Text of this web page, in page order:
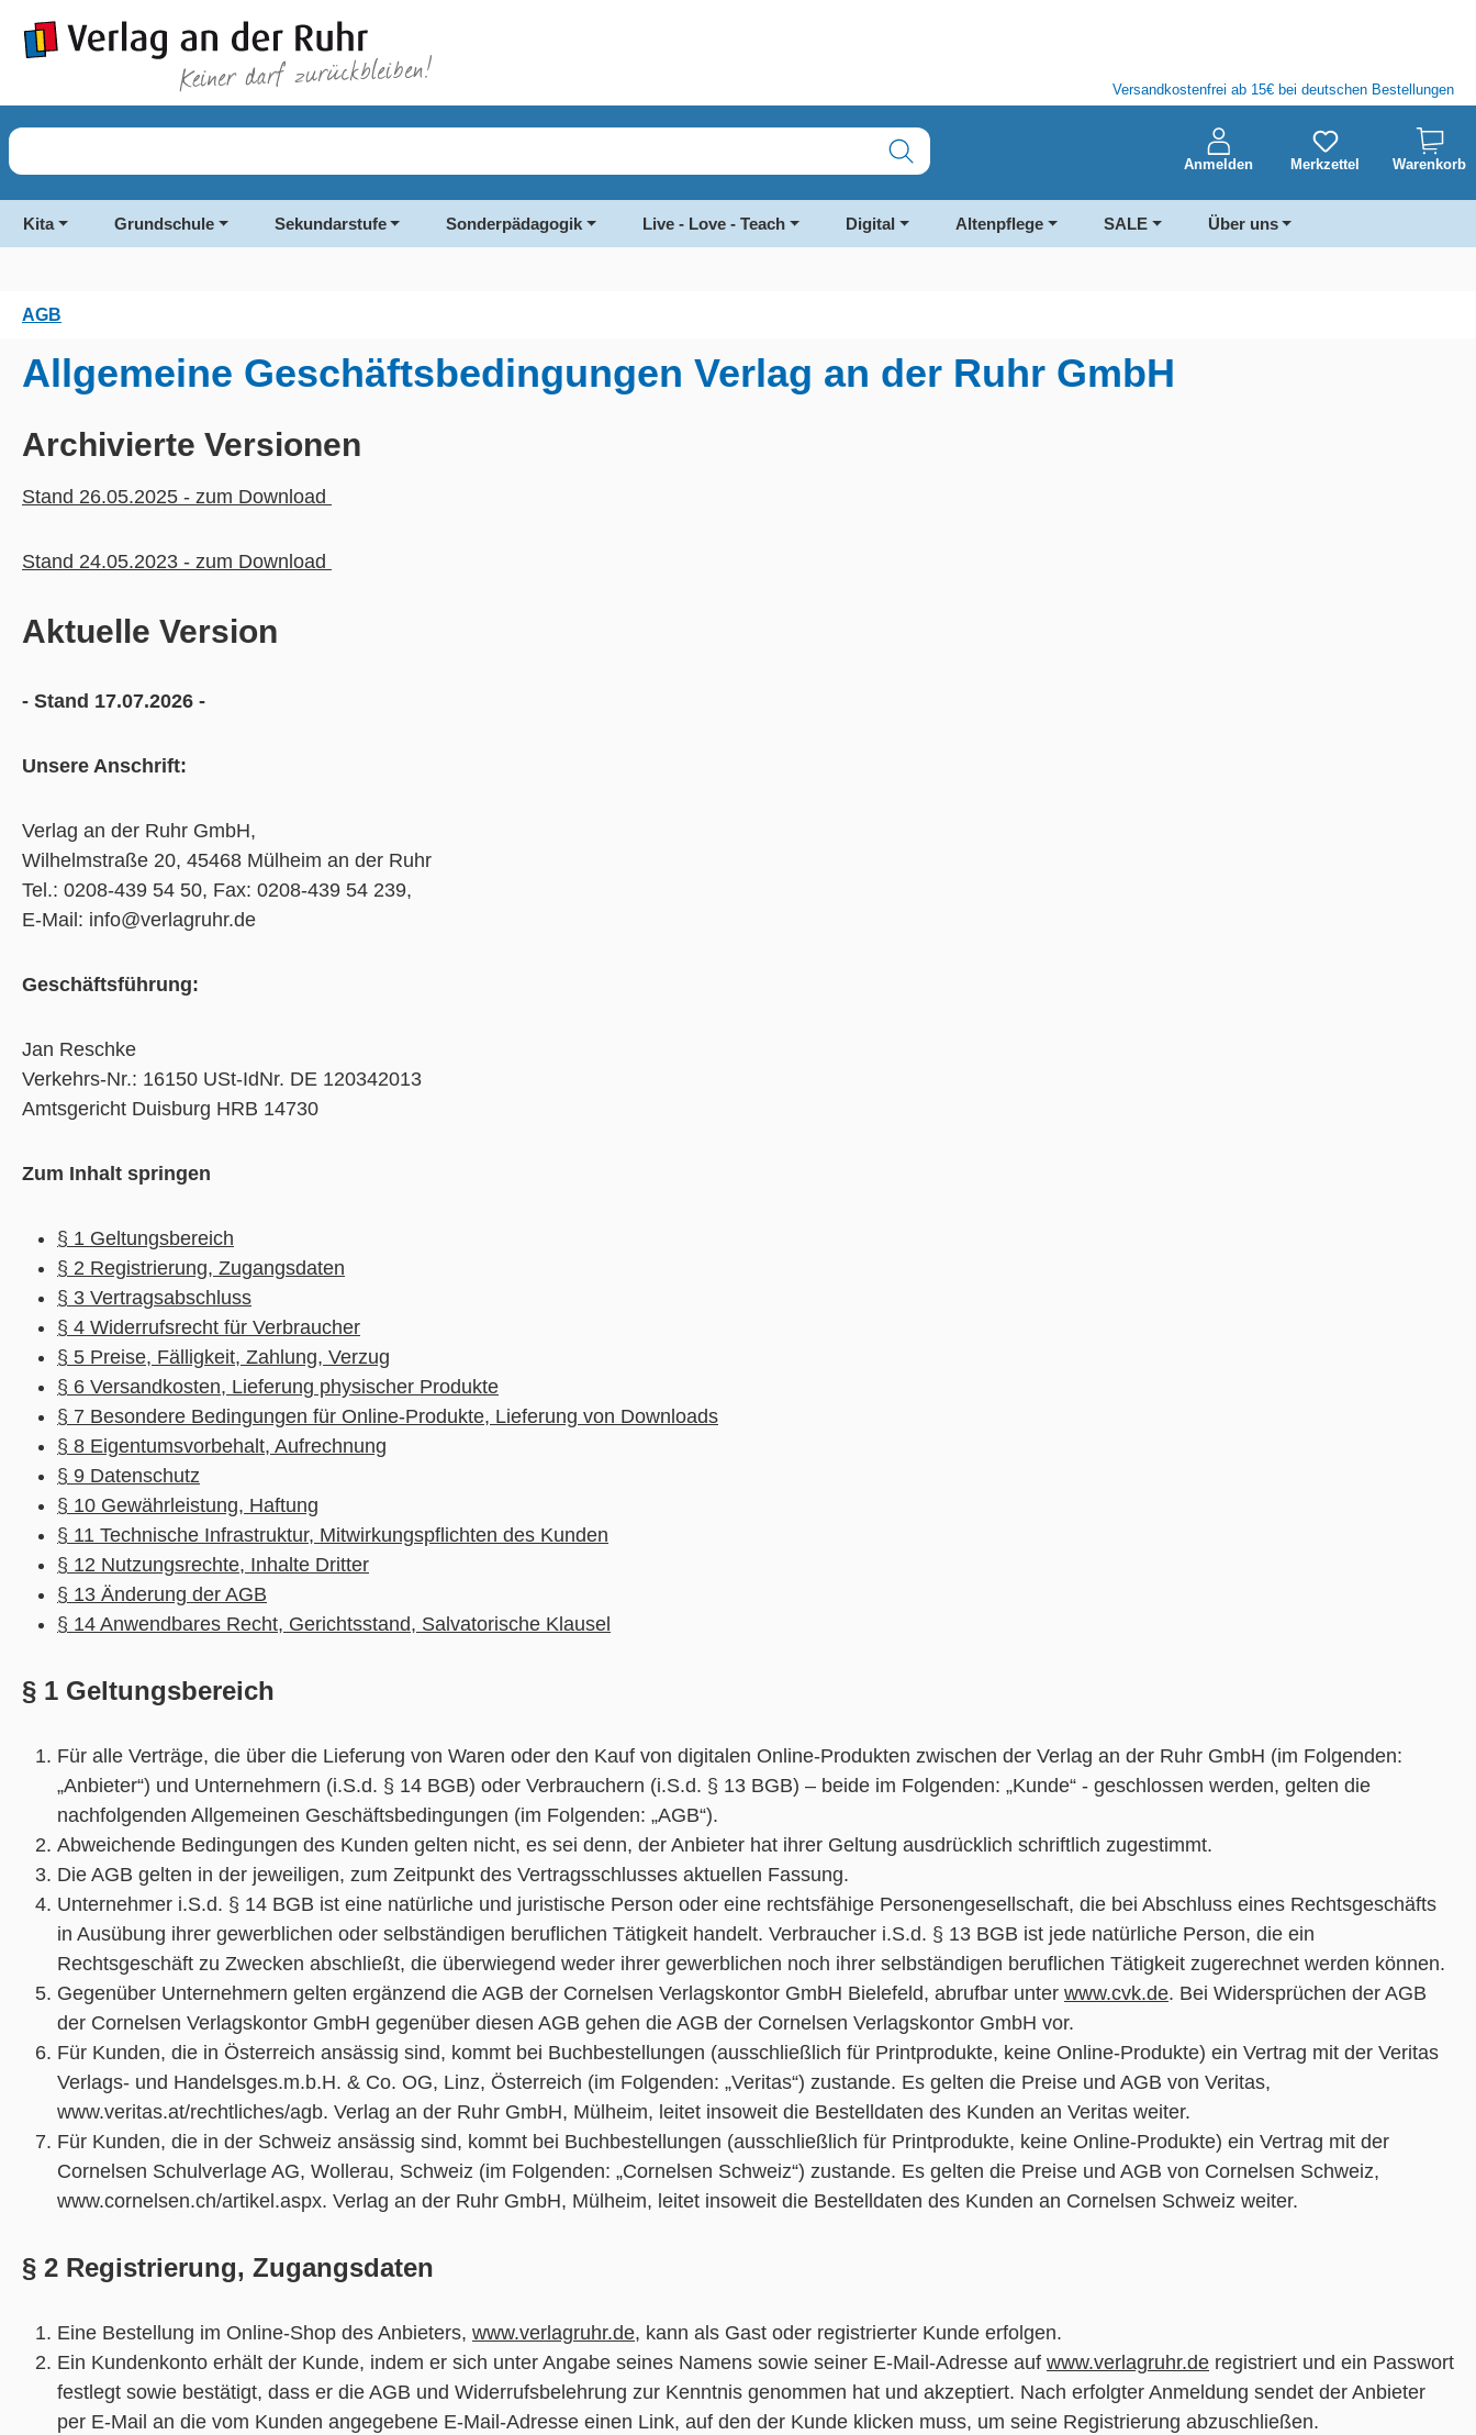
Zur Hauptnavigation springen
Versandkostenfrei ab 15€ bei deutschen Bestellungen
Anmelden Merkzettel Warenkorb
Kita Grundschule Sekundarstufe Sonderpädagogik Live - Love - Teach Digital Altenpflege SALE Über uns
AGB
Allgemeine Geschäftsbedingungen Verlag an der Ruhr GmbH
Archivierte Versionen
Stand 26.05.2025 - zum Download
Stand 24.05.2023 - zum Download
Aktuelle Version
- Stand 17.07.2026 -
Unsere Anschrift:
Verlag an der Ruhr GmbH,
Wilhelmstraße 20, 45468 Mülheim an der Ruhr
Tel.: 0208-439 54 50, Fax: 0208-439 54 239,
E-Mail: info@verlagruhr.de
Geschäftsführung:
Jan Reschke
Verkehrs-Nr.: 16150 USt-IdNr. DE 120342013
Amtsgericht Duisburg HRB 14730
Zum Inhalt springen
§ 1 Geltungsbereich
§ 2 Registrierung, Zugangsdaten
§ 3 Vertragsabschluss
§ 4 Widerrufsrecht für Verbraucher
§ 5 Preise, Fälligkeit, Zahlung, Verzug
§ 6 Versandkosten, Lieferung physischer Produkte
§ 7 Besondere Bedingungen für Online-Produkte, Lieferung von Downloads
§ 8 Eigentumsvorbehalt, Aufrechnung
§ 9 Datenschutz
§ 10 Gewährleistung, Haftung
§ 11 Technische Infrastruktur, Mitwirkungspflichten des Kunden
§ 12 Nutzungsrechte, Inhalte Dritter
§ 13 Änderung der AGB
§ 14 Anwendbares Recht, Gerichtsstand, Salvatorische Klausel
§ 1 Geltungsbereich
Für alle Verträge, die über die Lieferung von Waren oder den Kauf von digitalen Online-Produkten zwischen der Verlag an der Ruhr GmbH (im Folgenden:
„Anbieter“) und Unternehmern (i.S.d. § 14 BGB) oder Verbrauchern (i.S.d. § 13 BGB) – beide im Folgenden: „Kunde“ - geschlossen werden, gelten die
nachfolgenden Allgemeinen Geschäftsbedingungen (im Folgenden: „AGB“).
Abweichende Bedingungen des Kunden gelten nicht, es sei denn, der Anbieter hat ihrer Geltung ausdrücklich schriftlich zugestimmt.
Die AGB gelten in der jeweiligen, zum Zeitpunkt des Vertragsschlusses aktuellen Fassung.
Unternehmer i.S.d. § 14 BGB ist eine natürliche und juristische Person oder eine rechtsfähige Personengesellschaft, die bei Abschluss eines Rechtsgeschäfts
in Ausübung ihrer gewerblichen oder selbständigen beruflichen Tätigkeit handelt. Verbraucher i.S.d. § 13 BGB ist jede natürliche Person, die ein
Rechtsgeschäft zu Zwecken abschließt, die überwiegend weder ihrer gewerblichen noch ihrer selbständigen beruflichen Tätigkeit zugerechnet werden können.
Gegenüber Unternehmern gelten ergänzend die AGB der Cornelsen Verlagskontor GmbH Bielefeld, abrufbar unter www.cvk.de. Bei Widersprüchen der AGB
der Cornelsen Verlagskontor GmbH gegenüber diesen AGB gehen die AGB der Cornelsen Verlagskontor GmbH vor.
Für Kunden, die in Österreich ansässig sind, kommt bei Buchbestellungen (ausschließlich für Printprodukte, keine Online-Produkte) ein Vertrag mit der Veritas
Verlags- und Handelsges.m.b.H. & Co. OG, Linz, Österreich (im Folgenden: „Veritas“) zustande. Es gelten die Preise und AGB von Veritas,
www.veritas.at/rechtliches/agb. Verlag an der Ruhr GmbH, Mülheim, leitet insoweit die Bestelldaten des Kunden an Veritas weiter.
Für Kunden, die in der Schweiz ansässig sind, kommt bei Buchbestellungen (ausschließlich für Printprodukte, keine Online-Produkte) ein Vertrag mit der
Cornelsen Schulverlage AG, Wollerau, Schweiz (im Folgenden: „Cornelsen Schweiz“) zustande. Es gelten die Preise und AGB von Cornelsen Schweiz,
www.cornelsen.ch/artikel.aspx. Verlag an der Ruhr GmbH, Mülheim, leitet insoweit die Bestelldaten des Kunden an Cornelsen Schweiz weiter.
§ 2 Registrierung, Zugangsdaten
Eine Bestellung im Online-Shop des Anbieters, www.verlagruhr.de, kann als Gast oder registrierter Kunde erfolgen.
Ein Kundenkonto erhält der Kunde, indem er sich unter Angabe seines Namens sowie seiner E-Mail-Adresse auf www.verlagruhr.de registriert und ein Passwort
festlegt sowie bestätigt, dass er die AGB und Widerrufsbelehrung zur Kenntnis genommen hat und akzeptiert. Nach erfolgter Anmeldung sendet der Anbieter
per E-Mail an die vom Kunden angegebene E-Mail-Adresse einen Link, auf den der Kunde klicken muss, um seine Registrierung abzuschließen.